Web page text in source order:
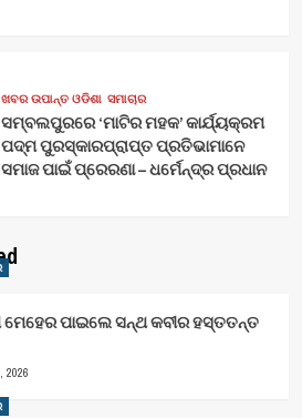
ଖବର ଉପାନ୍ତ ଓଡିଶା ସମାଚାର
ସମ୍ବଲପୁରରେ ‘ମାଟିର ମହକ’ କାର୍ଯ୍ୟକ୍ରମ
ପଦ୍ମ ପୁରସ୍କାରପ୍ରାପ୍ତ ପ୍ରତିଭାମାନେ
ସମାଜ ପାଇଁ ପ୍ରେରଣା – ଧର୍ମେନ୍ଦ୍ର ପ୍ରଧାନ
ମେହେର ପାଇଲେ ସନ୍ଥ କବୀର ହସ୍ତତନ୍ତ
2026